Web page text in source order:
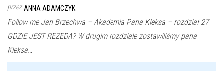
przez ANNA ADAMCZYK
Follow me Jan Brzechwa – Akademia Pana Kleksa – rozdział 27
GDZIE JEST REZEDA? W drugim rozdziale zostawiliśmy pana
Kleksa…